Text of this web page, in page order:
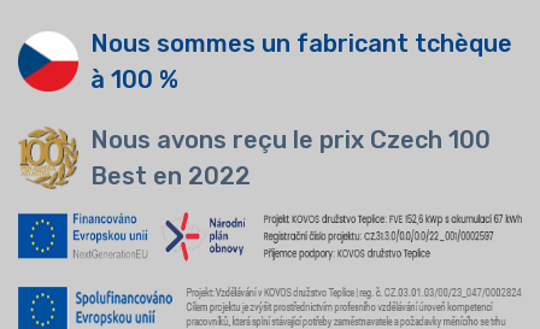
Nous sommes un fabricant tchèque
à 100 %
Nous avons reçu le prix Czech 100
Best en 2022